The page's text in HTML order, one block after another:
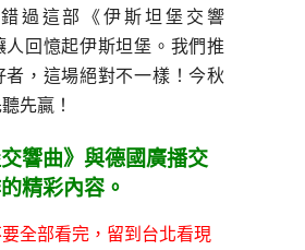
過這部《伊斯坦堡交響
人回憶起伊斯坦堡。我們推
者，這場絕對不一樣！今秋
先贏！
交響曲》與德國廣播交
精彩內容。
全部看完，留到台北看現